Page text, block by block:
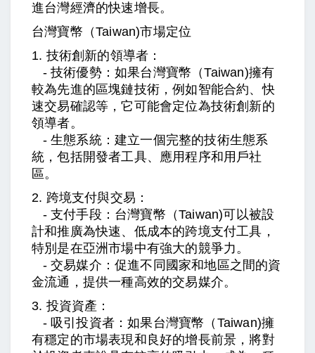
進台灣經濟的快速增長。
台灣寶幣（Taiwan)市場定位
1. 技術創新的領導者：
- 技術優勢：如果台灣寶幣 （Taiwan)擁有
較為先進的區塊鏈技術，例如智能合約、快
速交易確認等，它可能會定位為技術創新的
領導者。
- 生態系統：建立一個完整的技術生態系
統，包括開發者工具、應用程序和用戶社
區。
2. 跨境支付與交易：
- 支付手段：台灣寶幣 （Taiwan)可以被設
計和推廣為快速、低成本的跨境支付工具，
特別是在亞洲市場中有強大的競爭力。
- 交易媒介：促進不同國家和地區之間的資
金流通，提供一種高效的交易媒介。
3. 投資資產：
- 吸引投資者：如果台灣寶幣 （Taiwan)擁
有穩定的市場表現和良好的增長前景，將對